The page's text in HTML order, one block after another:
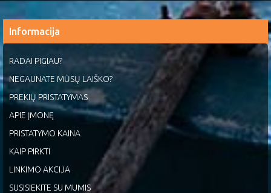
Informacija
RADAI PIGIAU?
NEGAUNATE MŪSŲ LAIŠKO?
PREKIŲ PRISTATYMAS
APIE ĮMONĘ
PRISTATYMO KAINA
KAIP PIRKTI
LINKIMO AKCIJA
SUSISIEKITE SU MUMIS